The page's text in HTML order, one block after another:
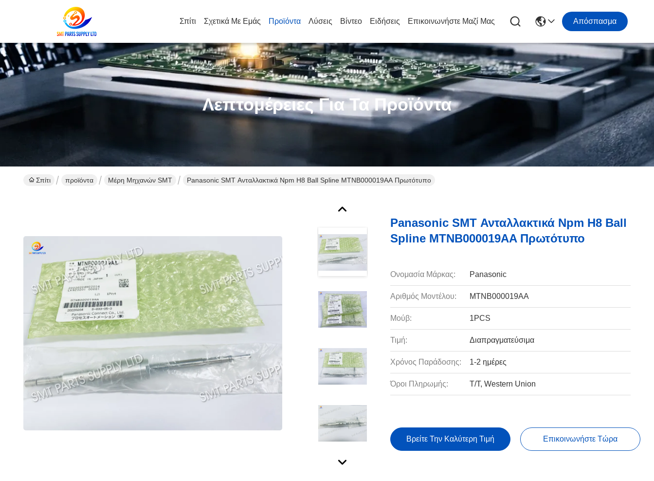
Σπίτι Σχετικά Με Εμάς Προϊόντα Λύσεις Βίντεο Ειδήσεις Επικοινωνήστε Μαζί Μας Απόσπασμα
Λεπτομέρειες Για Τα Προϊόντα
Σπίτι προϊόντα Μέρη Μηχανών SMT Panasonic SMT Ανταλλακτικά Npm H8 Ball Spline MTNB000019AA Πρωτότυπο
Panasonic SMT Ανταλλακτικά Npm H8 Ball
Spline MTNB000019AA Πρωτότυπο
Ονομασία Μάρκας: Panasonic
Αριθμός Μοντέλου: MTNB000019AA
Μούβ: 1PCS
Τιμή: Διαπραγματεύσιμα
Χρόνος Παράδοσης: 1-2 ημέρες
Όροι Πληρωμής: T/T, Western Union
Βρείτε Την Καλύτερη Τιμή Επικοινωνήστε Τώρα